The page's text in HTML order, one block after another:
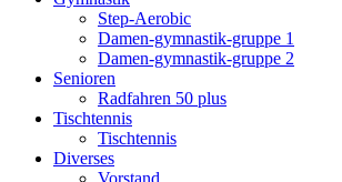
Step-Aerobic
Damen-gymnastik-gruppe 1
Damen-gymnastik-gruppe 2
Senioren
Radfahren 50 plus
Tischtennis
Tischtennis
Diverses
Vorstand